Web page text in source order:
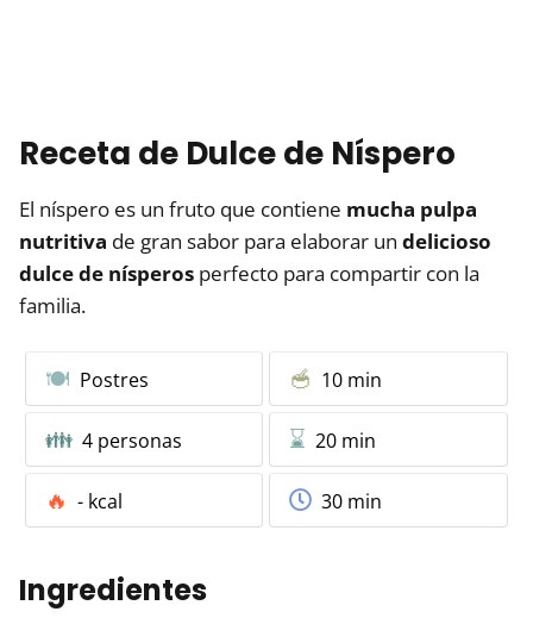
Receta de Dulce de Níspero
El níspero es un fruto que contiene mucha pulpa
nutritiva de gran sabor para elaborar un delicioso
dulce de nísperos perfecto para compartir con la
familia.
Postres 10 min
4 personas 20 min
- kcal 30 min
Ingredientes